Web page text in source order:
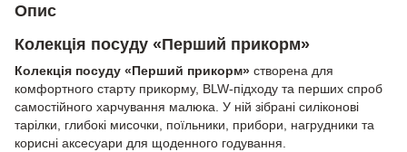
Опис
Колекція посуду «Перший прикорм»
Колекція посуду «Перший прикорм» створена для
комфортного старту прикорму, BLW-підходу та перших спроб
самостійного харчування малюка. У ній зібрані силіконові
тарілки, глибокі мисочки, поїльники, прибори, нагрудники та
корисні аксесуари для щоденного годування.